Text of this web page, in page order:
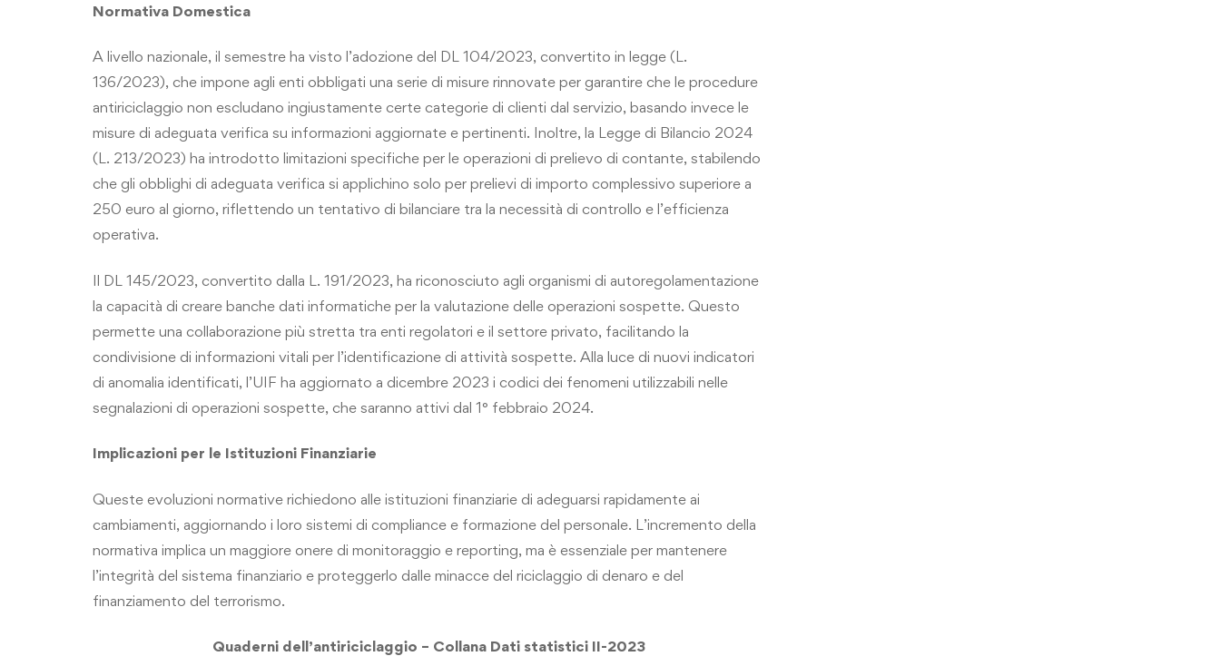
Normativa Domestica
A livello nazionale, il semestre ha visto l’adozione del DL 104/2023, convertito in legge (L.
136/2023), che impone agli enti obbligati una serie di misure rinnovate per garantire che le procedure
antiriciclaggio non escludano ingiustamente certe categorie di clienti dal servizio, basando invece le
misure di adeguata verifica su informazioni aggiornate e pertinenti. Inoltre, la Legge di Bilancio 2024
(L. 213/2023) ha introdotto limitazioni specifiche per le operazioni di prelievo di contante, stabilendo
che gli obblighi di adeguata verifica si applichino solo per prelievi di importo complessivo superiore a
250 euro al giorno, riflettendo un tentativo di bilanciare tra la necessità di controllo e l’efficienza
operativa.
Il DL 145/2023, convertito dalla L. 191/2023, ha riconosciuto agli organismi di autoregolamentazione
la capacità di creare banche dati informatiche per la valutazione delle operazioni sospette. Questo
permette una collaborazione più stretta tra enti regolatori e il settore privato, facilitando la
condivisione di informazioni vitali per l’identificazione di attività sospette. Alla luce di nuovi indicatori
di anomalia identificati, l’UIF ha aggiornato a dicembre 2023 i codici dei fenomeni utilizzabili nelle
segnalazioni di operazioni sospette, che saranno attivi dal 1° febbraio 2024.
Implicazioni per le Istituzioni Finanziarie
Queste evoluzioni normative richiedono alle istituzioni finanziarie di adeguarsi rapidamente ai
cambiamenti, aggiornando i loro sistemi di compliance e formazione del personale. L’incremento della
normativa implica un maggiore onere di monitoraggio e reporting, ma è essenziale per mantenere
l’integrità del sistema finanziario e proteggerlo dalle minacce del riciclaggio di denaro e del
finanziamento del terrorismo.
Quaderni dell’antiriciclaggio – Collana Dati statistici II-2023